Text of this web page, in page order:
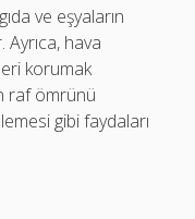
ve eşyaların
Ayrıca, hava
korumak
raf ömrünü
gibi faydaları